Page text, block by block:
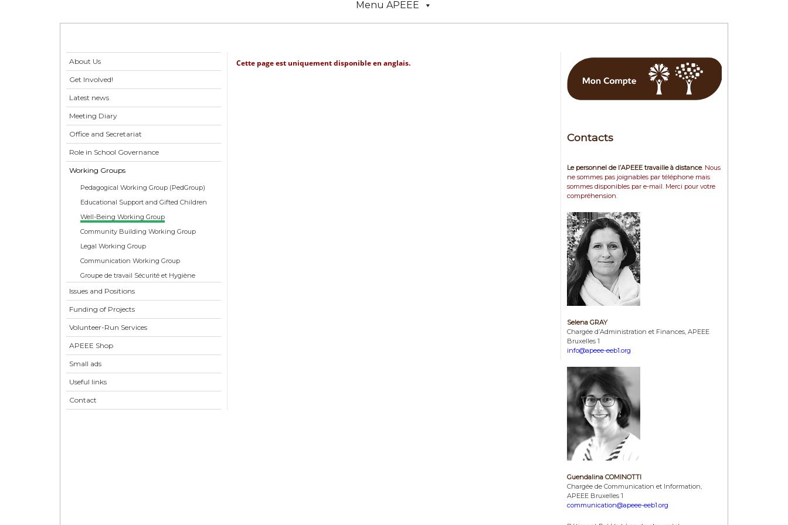
Menu APEEE
About Us
Get Involved!
Latest news
Meeting Diary
Office and Secretariat
Role in School Governance
Working Groups
Pedagogical Working Group (PedGroup)
Educational Support and Gifted Children
Well-Being Working Group
Community Building Working Group
Legal Working Group
Communication Working Group
Groupe de travail Sécurité et Hygiène
Issues and Positions
Funding of Projects
Volunteer-Run Services
APEEE Shop
Small ads
Useful links
Contact
Cette page est uniquement disponible en anglais.
Contacts
Le personnel de l’APEEE travaille à distance. Nous
ne sommes pas joignables par téléphone mais
sommes disponibles par e-mail. Merci pour votre
compréhension.
Selena GRAY
Chargée d’Administration et Finances, APEEE
Bruxelles 1
info@apeee-eeb1.org
Guendalina COMINOTTI
Chargée de Communication et Information,
APEEE Bruxelles 1
communication@apeee-eeb1.org